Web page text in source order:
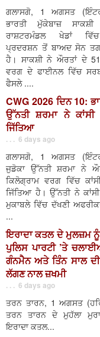
ਗਲਾਸਗੋ, 1 ਅਗਸਤ
ਭਾਰਤੀ ਮੁੱਕੇਬਾਜ਼
ਰਾਸ਼ਟਰਮੰਡਲ ਖੇਡਾਂ
ਪ੍ਰਦਰਸ਼ਨ ਤੋਂ ਬਾਅਦ ਸੋਨ
ਹੈ। ਸਾਕਸ਼ੀ ਨੇ ਔਰਤਾਂ ਦੇ
ਵਰਗ ਦੇ ਫਾਈਨਲ ਵਿੱਚ
ਫੈਸਲੇ ....
CWG 2026 ਦਿਨ 10:
ਉੱਨਤੀ ਸ਼ਰਮਾ ਨੇ ਕਾਂਸੀ
ਜਿੱਤਿਆ
. . . 6 days ago
ਗਲਾਸਗੋ, 1 ਅਗਸਤ
ਜੁਡੋਕਾ ਉੱਨਤੀ ਸ਼ਰਮਾ ਨੇ
ਕਿਲੋਗ੍ਰਾਮ ਵਰਗ ਵਿੱਚ
ਜਿੱਤਿਆ ਹੈ। ਉੱਨਤੀ ਨੇ
ਮੁਕਾਬਲੇ ਵਿੱਚ ਦੱਖਣੀ
...
ਇਰਾਦਾ ਕਤਲ ਦੇ ਮੁਲਜ਼ਮ
ਪੁਲਿਸ ਪਾਰਟੀ ’ਤੇ
ਗੰਨਮੈਨ ਅਤੇ ਤਿੰਨ ਸਾਲ
ਲੱਗਣ ਨਾਲ ਜ਼ਖਮੀ
. . . 6 days ago
ਤਰਨ ਤਾਰਨ, 1 ਅਗਸਤ
ਤਰਨ ਤਾਰਨ ਦੇ ਮੁਹੱਲਾ
ਇਰਾਦਾ ਕਤਲ...